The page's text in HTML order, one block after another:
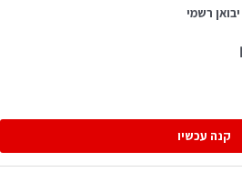
רשמי
קנה עכשיו